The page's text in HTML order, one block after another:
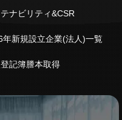
ナビリティ&CSR
年新規設立企業(法人)一覧
記簿謄本取得